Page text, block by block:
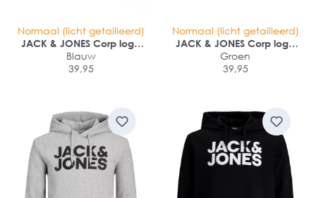
Normaal (licht getailleerd)
JACK & JONES Corp logo
sweat hood regular fit
Blauw
39,95
Normaal (licht getailleerd)
JACK & JONES Corp logo
sweat hood regular fit
Groen
39,95